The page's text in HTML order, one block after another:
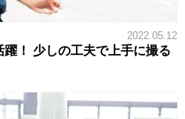
2022.05.12
！ 少しの工夫で上手に撮る